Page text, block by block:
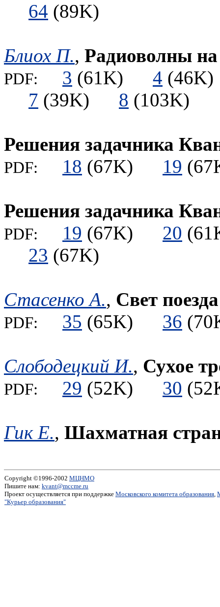
64 (89K)
Блиох П., Радиоволны на
PDF: 3 (61K) 4
7 (39K) 8 (103K)
Решения задачника
PDF: 18 (67K) 19
Решения задачника
PDF: 19 (67K) 20
23 (67K)
Стасенко А., Свет
PDF: 35 (65K) 36
Слободецкий И., Сухое
PDF: 29 (52K) 30
Гик Е., Шахматная
Copyright ©1996-2002 МЦНМО
Пишите нам: kvant@mccme.ru
Проект осуществляется при поддержке Московского комитета образования,
"Курьер образования"